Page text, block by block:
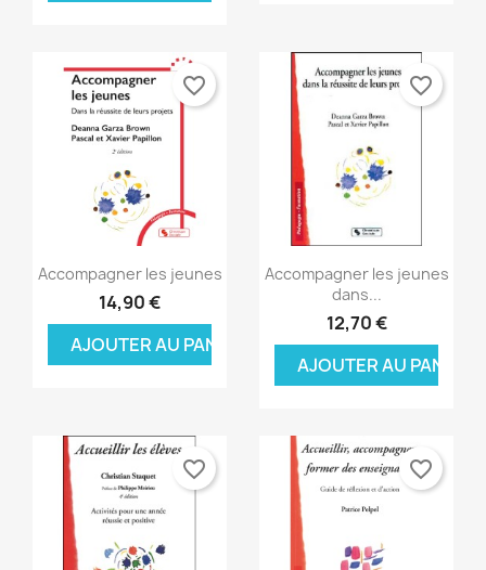
Aperçu rapide
Accompagner les jeunes
14,90 €
AJOUTER AU PANIER
favorite_border
Aperçu rapide
Accompagner les jeunes
dans...
12,70 €
AJOUTER AU PANIER
favorite_border
favorite_border favorite_border